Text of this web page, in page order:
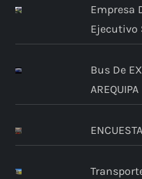
Empresa
Ejecutivo
Bus De
AREQUIPA
ENCUESTA